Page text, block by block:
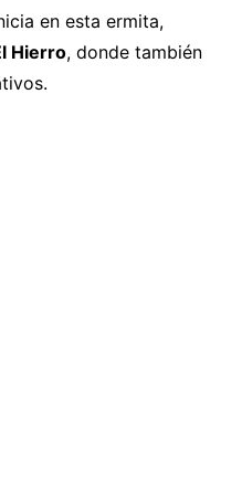
en esta ermita,
Hierro, donde también